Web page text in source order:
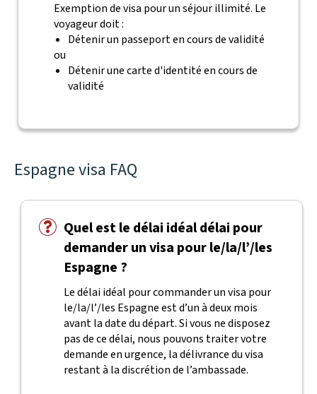
Exemption de visa pour un séjour illimité. Le
voyageur doit :
Détenir un passeport en cours de validité
ou
Détenir une carte d'identité en cours de
validité
Espagne visa FAQ
Quel est le délai idéal délai pour
demander un visa pour le/la/l’/les
Espagne ?
Le délai idéal pour commander un visa pour
le/la/l’/les Espagne est d’un à deux mois
avant la date du départ. Si vous ne disposez
pas de ce délai, nous pouvons traiter votre
demande en urgence, la délivrance du visa
restant à la discrétion de l’ambassade.